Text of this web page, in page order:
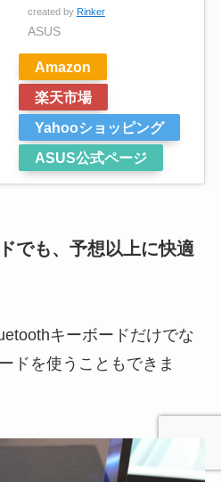
created by Rinker
ASUS
Amazon
楽天市場
Yahooショッピング
ASUS公式ページ
でも、予想以上に快適
キーボードだけでな
ドを使うこともできま